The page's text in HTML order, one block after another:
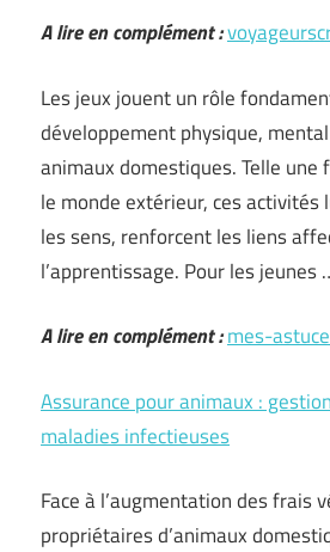
A lire en complément :
Les jeux jouent un rôle
développement physique,
animaux domestiques. Telle
le monde extérieur, ces
les sens, renforcent les liens
l’apprentissage. Pour les jeunes
A lire en complément :mes-
Assurance pour animaux :
maladies infectieuses
Face à l’augmentation des frais
propriétaires d’animaux